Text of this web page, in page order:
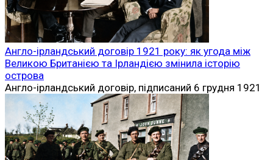
Англо-ірландський договір 1921 року: як угода між
Великою Британією та Ірландією змінила історію
острова
Англо-ірландський договір, підписаний 6 грудня 1921